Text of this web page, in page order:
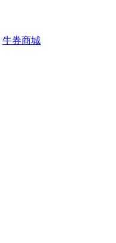
牛券商城